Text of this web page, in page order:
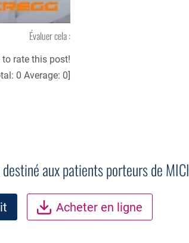
Évaluer cela :
to rate this post!
0 Average: 0]
aux patients porteurs de MICI
Acheter en ligne